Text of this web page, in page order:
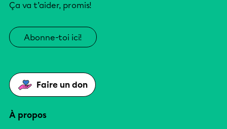
Ça va t’aider, promis!
Abonne-toi ici!
Faire un don
À propos